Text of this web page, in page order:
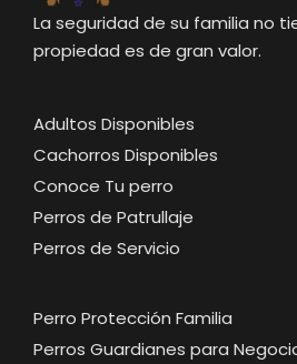
La seguridad de su familia no
propiedad es de gran valor.
Adultos Disponibles
Cachorros Disponibles
Conoce Tu perro
Perros de Patrullaje
Perros de Servicio
Perro Protección Familia
Perros Guardianes para